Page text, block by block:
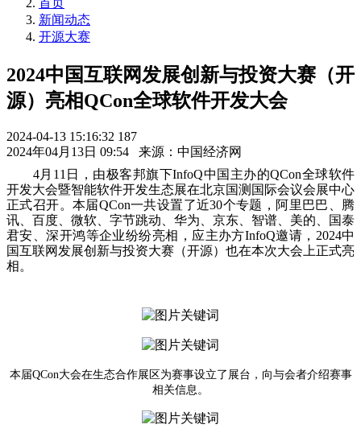
首页
新闻动态
开源大赛
2024中国互联网发展创新与投资大赛（开
源）亮相QCon全球软件开发大会
2024-04-13 15:16:32 187
2024年04月13日 09:54
来源：中国经济网
4月11日，由极客邦旗下InfoQ中国主办的QCon全球软件
开发大会暨智能软件开发生态展在北京国测国际会议会展中心
正式召开。本届QCon一共设置了近30个专题，阿里巴巴、腾
讯、百度、微软、字节跳动、华为、京东、智谱、美的、国泰
君安、深开鸿等企业纷纷亮相，应主办方InfoQ邀请，2024中
国互联网发展创新与投资大赛（开源）也在本次大会上正式亮
相。
本届QCon大会在生态合作展区为赛事设立了展台，向与会者介绍赛事
相关信息。